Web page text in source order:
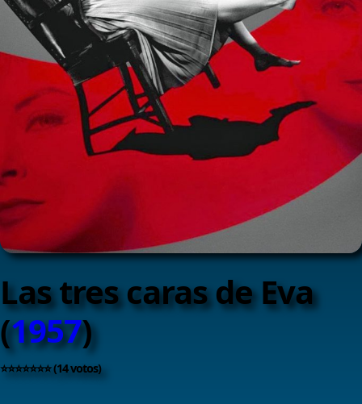
Las tres caras de Eva
(1957)
⭐⭐⭐⭐⭐⭐⭐ (14 votos)